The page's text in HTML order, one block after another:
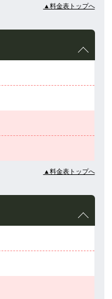
▲料金表トップへ
▲料金表トップへ